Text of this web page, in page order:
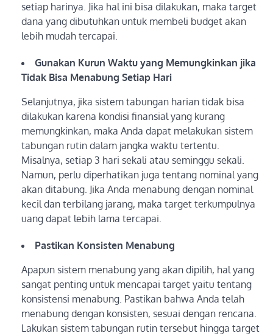
setiap harinya. Jika hal ini bisa dilakukan, maka target
dana yang dibutuhkan untuk membeli budget akan
lebih mudah tercapai.
Gunakan Kurun Waktu yang Memungkinkan jika
Tidak Bisa Menabung Setiap Hari
Selanjutnya, jika sistem tabungan harian tidak bisa
dilakukan karena kondisi finansial yang kurang
memungkinkan, maka Anda dapat melakukan sistem
tabungan rutin dalam jangka waktu tertentu.
Misalnya, setiap 3 hari sekali atau seminggu sekali.
Namun, perlu diperhatikan juga tentang nominal yang
akan ditabung. Jika Anda menabung dengan nominal
kecil dan terbilang jarang, maka target terkumpulnya
uang dapat lebih lama tercapai.
Pastikan Konsisten Menabung
Apapun sistem menabung yang akan dipilih, hal yang
sangat penting untuk mencapai target yaitu tentang
konsistensi menabung. Pastikan bahwa Anda telah
menabung dengan konsisten, sesuai dengan rencana.
Lakukan sistem tabungan rutin tersebut hingga target